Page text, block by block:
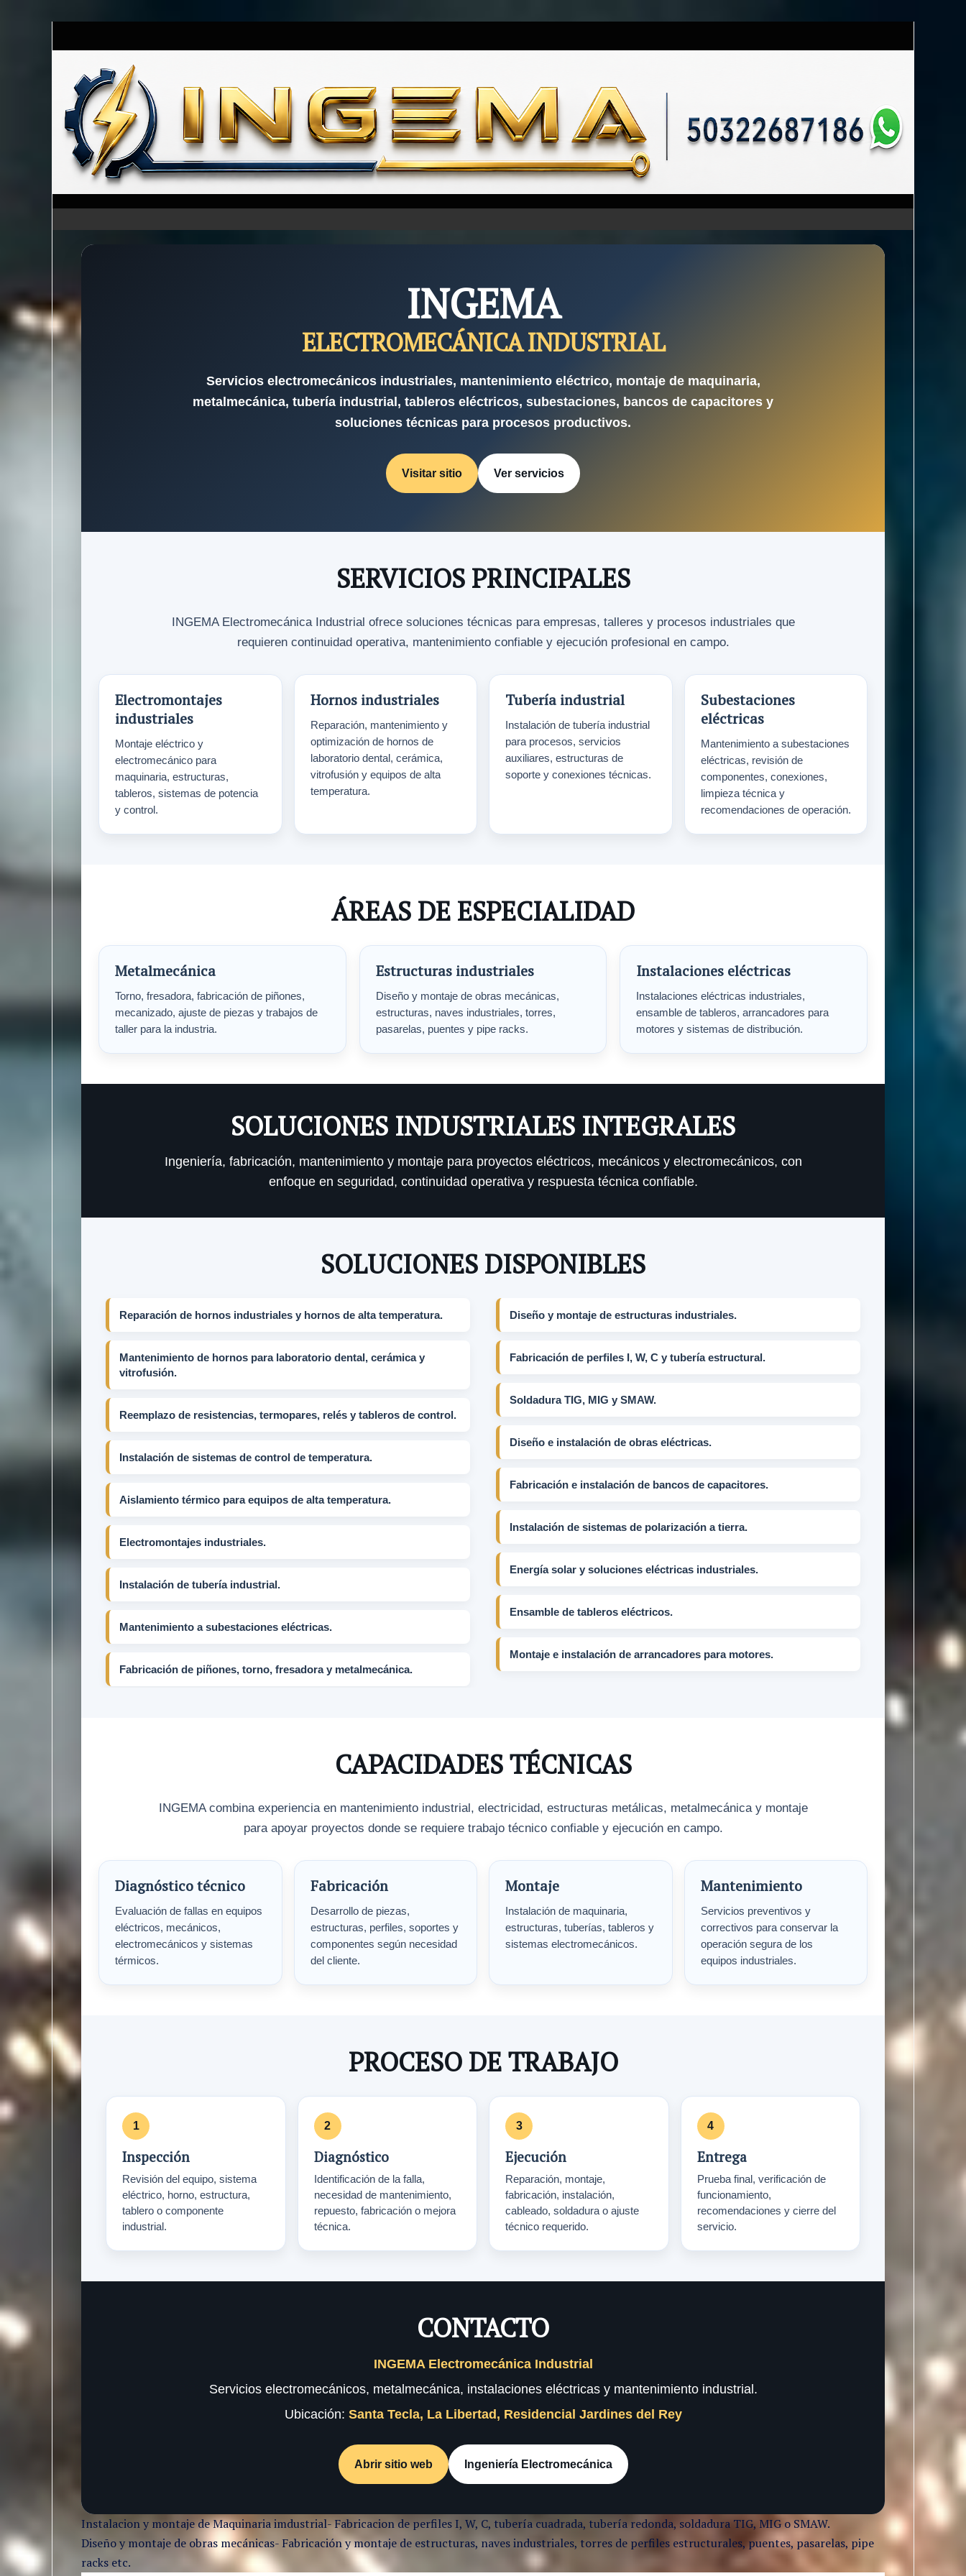
INGEMA
ELECTROMECÁNICA INDUSTRIAL
Servicios electromecánicos industriales, mantenimiento eléctrico, montaje de maquinaria,
metalmecánica, tubería industrial, tableros eléctricos, subestaciones, bancos de capacitores y
soluciones técnicas para procesos productivos.
Visitar sitio Ver servicios
SERVICIOS PRINCIPALES
INGEMA Electromecánica Industrial ofrece soluciones técnicas para empresas, talleres y procesos industriales que
requieren continuidad operativa, mantenimiento confiable y ejecución profesional en campo.
Electromontajes
industriales
Montaje eléctrico y
electromecánico para
maquinaria, estructuras,
tableros, sistemas de potencia
y control.
Hornos industriales
Reparación, mantenimiento y
optimización de hornos de
laboratorio dental, cerámica,
vitrofusión y equipos de alta
temperatura.
Tubería industrial
Instalación de tubería industrial
para procesos, servicios
auxiliares, estructuras de
soporte y conexiones técnicas.
Subestaciones
eléctricas
Mantenimiento a subestaciones
eléctricas, revisión de
componentes, conexiones,
limpieza técnica y
recomendaciones de operación.
ÁREAS DE ESPECIALIDAD
Metalmecánica
Torno, fresadora, fabricación de piñones,
mecanizado, ajuste de piezas y trabajos de
taller para la industria.
Estructuras industriales
Diseño y montaje de obras mecánicas,
estructuras, naves industriales, torres,
pasarelas, puentes y pipe racks.
Instalaciones eléctricas
Instalaciones eléctricas industriales,
ensamble de tableros, arrancadores para
motores y sistemas de distribución.
SOLUCIONES INDUSTRIALES INTEGRALES
Ingeniería, fabricación, mantenimiento y montaje para proyectos eléctricos, mecánicos y electromecánicos, con
enfoque en seguridad, continuidad operativa y respuesta técnica confiable.
SOLUCIONES DISPONIBLES
Reparación de hornos industriales y hornos de alta temperatura.
Mantenimiento de hornos para laboratorio dental, cerámica y
vitrofusión.
Reemplazo de resistencias, termopares, relés y tableros de control.
Instalación de sistemas de control de temperatura.
Aislamiento térmico para equipos de alta temperatura.
Electromontajes industriales.
Instalación de tubería industrial.
Mantenimiento a subestaciones eléctricas.
Fabricación de piñones, torno, fresadora y metalmecánica.
Diseño y montaje de estructuras industriales.
Fabricación de perfiles I, W, C y tubería estructural.
Soldadura TIG, MIG y SMAW.
Diseño e instalación de obras eléctricas.
Fabricación e instalación de bancos de capacitores.
Instalación de sistemas de polarización a tierra.
Energía solar y soluciones eléctricas industriales.
Ensamble de tableros eléctricos.
Montaje e instalación de arrancadores para motores.
CAPACIDADES TÉCNICAS
INGEMA combina experiencia en mantenimiento industrial, electricidad, estructuras metálicas, metalmecánica y montaje
para apoyar proyectos donde se requiere trabajo técnico confiable y ejecución en campo.
Diagnóstico técnico
Evaluación de fallas en equipos
eléctricos, mecánicos,
electromecánicos y sistemas
térmicos.
Fabricación
Desarrollo de piezas,
estructuras, perfiles, soportes y
componentes según necesidad
del cliente.
Montaje
Instalación de maquinaria,
estructuras, tuberías, tableros y
sistemas electromecánicos.
Mantenimiento
Servicios preventivos y
correctivos para conservar la
operación segura de los
equipos industriales.
PROCESO DE TRABAJO
Inspección
Revisión del equipo, sistema
eléctrico, horno, estructura,
tablero o componente
industrial.
Diagnóstico
Identificación de la falla,
necesidad de mantenimiento,
repuesto, fabricación o mejora
técnica.
Ejecución
Reparación, montaje,
fabricación, instalación,
cableado, soldadura o ajuste
técnico requerido.
Entrega
Prueba final, verificación de
funcionamiento,
recomendaciones y cierre del
servicio.
CONTACTO
INGEMA Electromecánica Industrial
Servicios electromecánicos, metalmecánica, instalaciones eléctricas y mantenimiento industrial.
Ubicación: Santa Tecla, La Libertad, Residencial Jardines del Rey
Abrir sitio web Ingeniería Electromecánica
Instalacion y montaje de Maquinaria imdustrial- Fabricacion de perfiles I, W, C, tubería cuadrada, tubería redonda, soldadura TIG, MIG o SMAW.
Diseño y montaje de obras mecánicas- Fabricación y montaje de estructuras, naves industriales, torres de perfiles estructurales, puentes, pasarelas, pipe
racks etc.